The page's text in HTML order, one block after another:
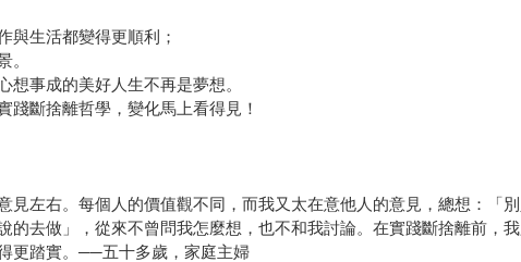
與生活都變得更順利；
。
事成的美好人生不再是夢想。
踐斷捨離哲學，變化馬上看得見！
左右。每個人的價值觀不同，而我又太在意他人的意見，總想：「
的去做」，從來不曾問我怎麼想，也不和我討論。在實踐斷捨離前，
更踏實。──五十多歲，家庭主婦